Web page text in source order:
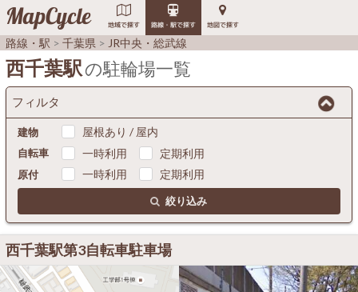
MapCycle 地域で探す 路線・駅で探す 地図で探す
路線・駅 千葉県 JR中央・総武線
西千葉駅の駐輪場一覧
フィルタ
建物 屋根あり / 屋内
自転車 一時利用 定期利用
原付 一時利用 定期利用
絞り込み
西千葉駅第3自転車駐車場